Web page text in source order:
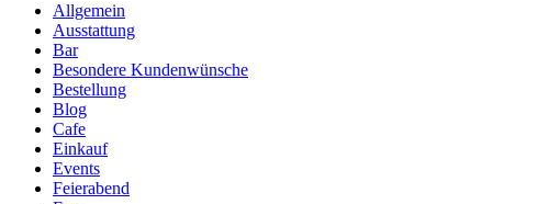
Allgemein
Ausstattung
Bar
Besondere Kundenwünsche
Bestellung
Blog
Cafe
Einkauf
Events
Feierabend